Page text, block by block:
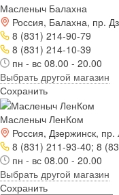
Масленыч Балахна
Россия, Балахна, пр.
8 (831) 214-90-79
8 (831) 214-10-39
пн - вс 08.00 - 20.00
Выбрать другой магазин
Сохранить
Масленыч ЛенКом
Россия, Дзержинск,
8 (831) 211-93-40; 8
пн - вс 08.00 - 20.00
Выбрать другой магазин
Сохранить